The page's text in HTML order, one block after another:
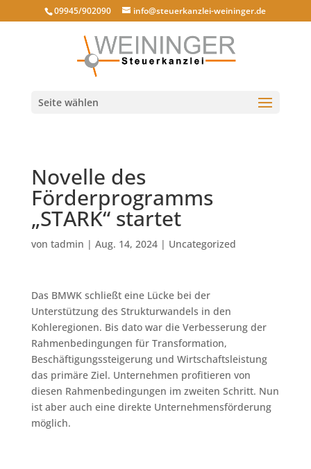
09945/902090 info@steuerkanzlei-weininger.de
Seite wählen
Novelle des
Förderprogramms
„STARK“ startet
von tadmin | Aug. 14, 2024| Uncategorized
Das BMWK schließt eine Lücke bei der
Unterstützung des Strukturwandels in den
Kohleregionen. Bis dato war die Verbesserung der
Rahmenbedingungen für Transformation,
Beschäftigungssteigerung und Wirtschaftsleistung
das primäre Ziel. Unternehmen profitieren von
diesen Rahmenbedingungen im zweiten Schritt. Nun
ist aber auch eine direkte Unternehmensförderung
möglich.